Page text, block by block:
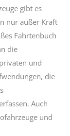
gibt es
nur außer Kraft
Fahrtenbuch
die
und
die
Auch
und